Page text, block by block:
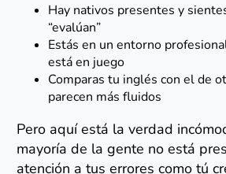
Hay nativos presentes y
“evalúan”
Estás en un entorno
está en juego
Comparas tu inglés con el de
parecen más fluidos
Pero aquí está la verdad
mayoría de la gente no está
atención a tus errores como tú